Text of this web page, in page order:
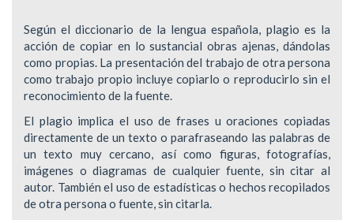
Según el diccionario de la lengua española, plagio es la
acción de copiar en lo sustancial obras ajenas, dándolas
como propias. La presentación del trabajo de otra persona
como trabajo propio incluye copiarlo o reproducirlo sin el
reconocimiento de la fuente.
El plagio implica el uso de frases u oraciones copiadas
directamente de un texto o parafraseando las palabras de
un texto muy cercano, así como figuras, fotografías,
imágenes o diagramas de cualquier fuente, sin citar al
autor. También el uso de estadísticas o hechos recopilados
de otra persona o fuente, sin citarla.